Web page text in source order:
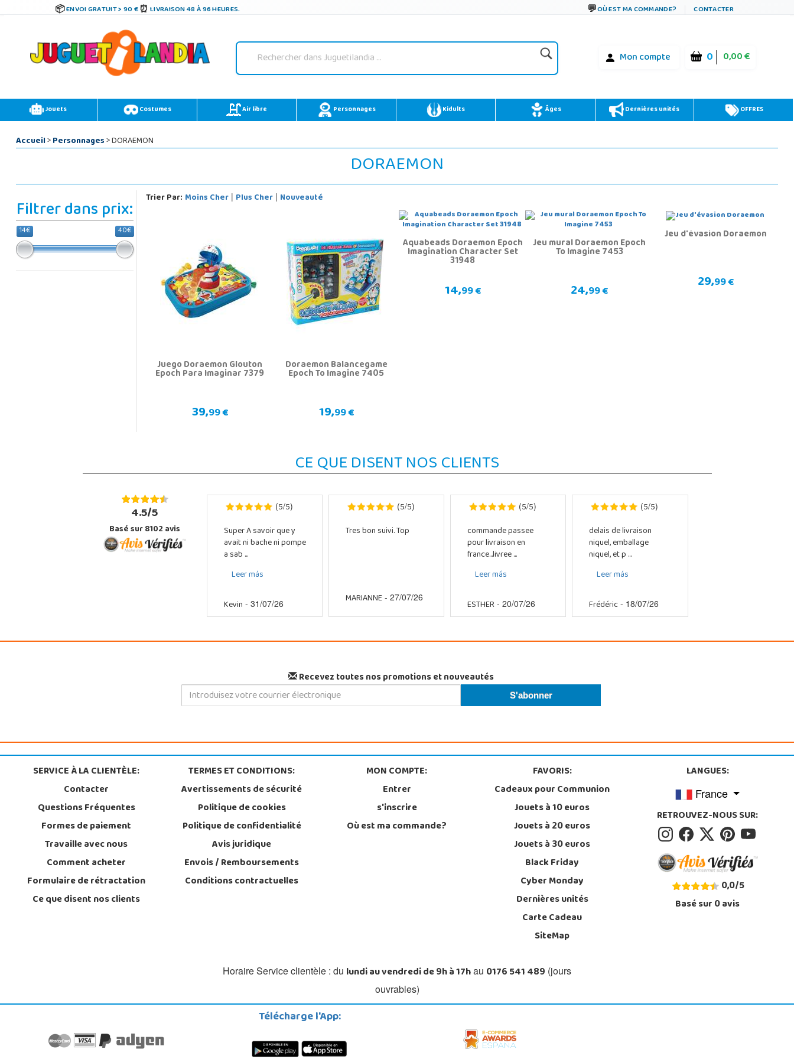
ENVOI GRATUIT > 90 € LIVRAISON 48 À 96 HEURES. OÙ EST MA COMMANDE? CONTACTER
Mon compte 0 0,00 €
Jouets Costumes Air libre Personnages Kidults Âges Dernières unités OFFRES
Accueil>Personnages> DORAEMON
DORAEMON
Filtrer dans prix:
14€ 40€
Trier Par: Moins Cher| Plus Cher| Nouveauté
Juego Doraemon Glouton
Epoch Para Imaginar 7379
39,99 €
Doraemon Balancegame
Epoch To Imagine 7405
19,99 €
Aquabeads Doraemon Epoch
Imagination Character Set
31948
14,99 €
Jeu mural Doraemon Epoch
To Imagine 7453
24,99 €
Jeu d'évasion Doraemon
29,99 €
CE QUE DISENT NOS CLIENTS
4.5/5
Basé sur 8102 avis
(5/5)
Super A savoir que y
avait ni bache ni pompe
a sab ...
Leer más
Kevin - 31/07/26
(5/5)
Tres bon suivi. Top
MARIANNE- 27/07/26
(5/5)
commande passee
pour livraison en
france...livree ...
Leer más
ESTHER- 20/07/26
(5/5)
delais de livraison
niquel, emballage
niquel, et p ...
Leer más
Frédéric- 18/07/26
Recevez toutes nos promotions et nouveautés
SERVICE À LA CLIENTÈLE:
Contacter
Questions Fréquentes
Formes de paiement
Travaille avec nous
Comment acheter
Formulaire de rétractation
Ce que disent nos clients
TERMES ET CONDITIONS:
Avertissements de sécurité
Politique de cookies
Politique de confidentialité
Avis juridique
Envois / Remboursements
Conditions contractuelles
MON COMPTE:
Entrer
s'inscrire
Où est ma commande?
FAVORIS:
Cadeaux pour Communion
Jouets à 10 euros
Jouets à 20 euros
Jouets à 30 euros
Black Friday
Cyber Monday
Dernières unités
Carte Cadeau
SiteMap
LANGUES:
France
RETROUVEZ-NOUS SUR:
0,0/5
Basé sur0avis
Horaire Service clientèle : du lundi au vendredi de 9h à 17hau 0176 541 489 (jours
ouvrables)
Télécharge l'App: